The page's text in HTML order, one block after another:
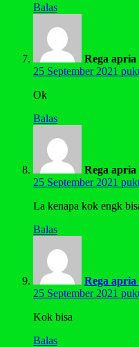
Balas
Rega apria
25 September 2021
Ok
Balas
Rega apria
25 September 2021
La kenapa kok engk
Balas
Rega apria
25 September 2021
Kok bisa
Balas